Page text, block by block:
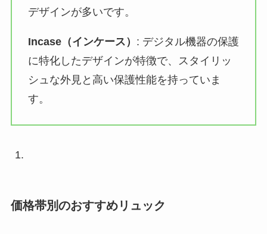
デザインが多いです。
Incase（インケース） : デジタル機器の保護
に特化したデザインが特徴で、スタイリッ
シュな外見と高い保護性能を持っていま
す。
価格帯別のおすすめリュック